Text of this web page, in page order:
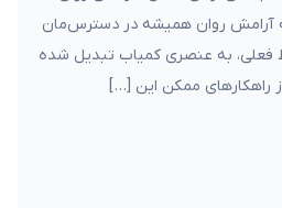
آرامش روان همیشه در دسترس‌مان
فعلی، به عنصری کمیاب تبدیل شده
راهکارهای ممکن این […]